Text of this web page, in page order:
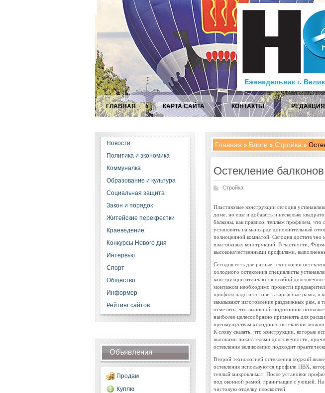
Еженедельник г.
ГЛАВНАЯ КАРТА САЙТА КОНТАКТЫ РЕДАКЦИЯ
Новости
Политика и экономика
Коммуналка
Образование и культура
Социальная защита
Закон и порядок
Житейские перекрестки
Краеведение
Конкурсы Нового дня
Интервью
Спорт
Общество
Информер
Рейтинг сайтов
Объявления
Продам
Куплю
Главная Блоги Стройка
Остекление балконов
Стройка
Пластиковые конструкции сегодня
доме, но еще и добавить и несколько
балконы, как правило, теплым профилем, что
установить на мансарде дополнительный
полноценной комнатой. Сегодня достаточно
пластиковых конструкций. В частности,
высококачественными профилями,
Сегодня есть две разные технологии
холодного остекления специалисты
конструкции отличаются особой
монтажом необходимо провести
профиля надо изготовить каркасные рамы, в
заказывают изготовление раздвижных рам,
отметить, что выносной подоконник
наиболее целесообразно применять для
преимуществам холодного остекления
К слову сказать, что конструкции, которые
высокими показателями долговечности,
остекления великолепно подходит
Второй технологией остекления лоджий
остекления используются профили ПВХ,
теплый микроклимат. После установки
под оконной рамой, граничащие с улицей.
чистовую отделку плоскостей.